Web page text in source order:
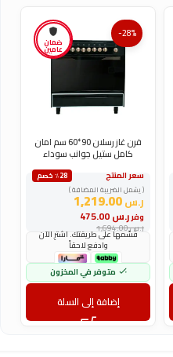
ضمان
عامين
-28%
فرن غاز رسلان 90*60 سم امان
كامل ستيل جوانب سوداء
سعر المنتج
٪28 خصم
( يشمل الضريبة المضافة )
ر.س1,219.00
وفرر.س
ر.س1,694.00
قسّمها على طريقتك. اشترِ الآن
وادفع لاحقاً
متوفر في المخزون
إضافة إلى السلة